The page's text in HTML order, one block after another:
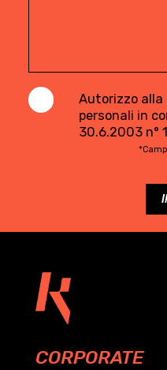
Autorizzo alla
personali in
30.6.2003 n°
CORPORATE